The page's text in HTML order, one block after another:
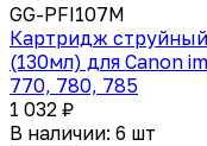
GG-PFI107M
Картридж струйный
(130мл) для Canon
770, 780, 785
1 032 ₽
В наличии: 6 шт